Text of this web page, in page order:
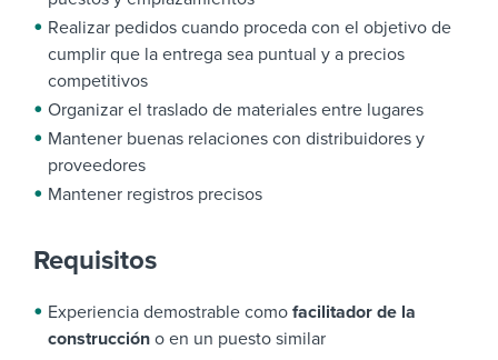
Realizar pedidos cuando proceda con el objetivo de
cumplir que la entrega sea puntual y a precios
competitivos
Organizar el traslado de materiales entre lugares
Mantener buenas relaciones con distribuidores y
proveedores
Mantener registros precisos
Requisitos
Experiencia demostrable como facilitador de la
construcción o en un puesto similar